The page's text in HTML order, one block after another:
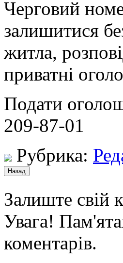
Черговий
залишитися
житла,
приватні
Подати
209-87-01
Рубрика:
Залиште свій
Увага!
коментарів.